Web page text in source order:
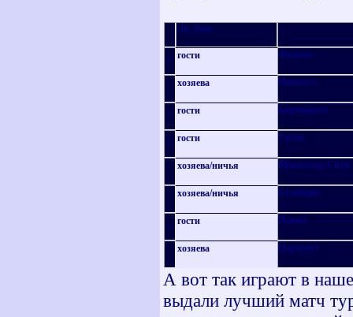
Ля_Рош
+ гости Фулхэм
- хозяева Ньюкасл
+ гости Бирмингем
+ гости Уиган
хозяева/ничья Манчестер Сити
хозяева/ничья Блэкберн
+ гости Рединг
хозяева Портсмут
А вот так играют в
выдали лучший матч